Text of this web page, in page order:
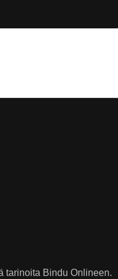
tarinoita Bindu Onlineen.